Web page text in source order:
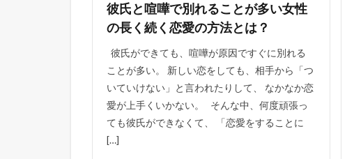
彼氏と喧嘩で別れることが多い女性
の長く続く恋愛の方法とは？
彼氏ができても、喧嘩が原因ですぐに別れる
ことが多い。 新しい恋をしても、相手から「つ
いていけない」と言われたりして、 なかなか恋
愛が上手くいかない。 そんな中、何度頑張っ
ても彼氏ができなくて、 「恋愛をすることに
[…]